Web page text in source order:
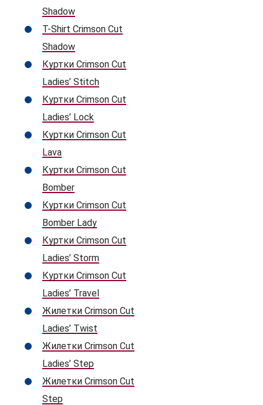
Shadow
T-Shirt Crimson Cut
Shadow
Куртки Crimson Cut
Ladies’ Stitch
Куртки Crimson Cut
Ladies’ Lock
Куртки Crimson Cut
Lava
Куртки Crimson Cut
Bomber
Куртки Crimson Cut
Bomber Lady
Куртки Crimson Cut
Ladies’ Storm
Куртки Crimson Cut
Ladies’ Travel
Жилетки Crimson Cut
Ladies’ Twist
Жилетки Crimson Cut
Ladies’ Step
Жилетки Crimson Cut
Step